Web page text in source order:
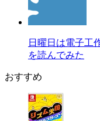
日曜日は電子工
を読んでみた
おすすめ